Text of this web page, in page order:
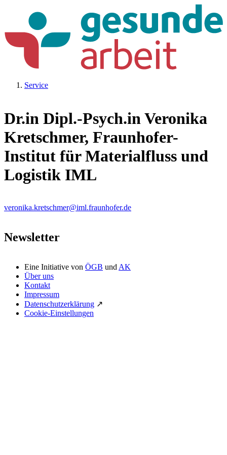
Service
Dr.in Dipl.-Psych.in Veronika
Kretschmer, Fraunhofer-
Institut für Materialfluss und
Logistik IML
veronika.kretschmer@iml.fraunhofer.de
Newsletter
Eine Initiative von ÖGB und AK
Über uns
Kontakt
Impressum
Datenschutzerklärung ↗
Cookie-Einstellungen